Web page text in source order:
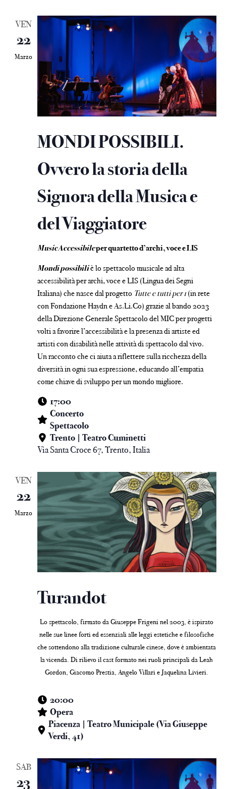
VEN
22
Marzo
MONDI POSSIBILI.
Ovvero la storia della
Signora della Musica e
del Viaggiatore
MusicAccessibileper quartetto d’archi, voce e LIS
Mondi possibiliè lo spettacolo musicale ad alta
accessibilità per archi, voce e LIS (Lingua dei Segni
Italiana) che nasce dal progetto Tutte e tutti per 1(in rete
con Fondazione Haydn e As.Li.Co) grazie al bando 2023
della Direzione Generale Spettacolo del MIC per progetti
volti a favorire l’accessibilità e la presenza di artiste ed
artisti con disabilità nelle attività di spettacolo dal vivo.
Un racconto che ci aiuta a riflettere sulla ricchezza della
diversità in ogni sua espressione, educando all’empatia
come chiave di sviluppo per un mondo migliore.
17:00
Concerto
Spettacolo
Trento | Teatro Cuminetti
Via Santa Croce 67, Trento, Italia
VEN
22
Marzo
Turandot
Lo spettacolo, firmato da Giuseppe Frigeni nel 2003, è ispirato
nelle sue linee forti ed essenziali alle leggi estetiche e filosofiche
che sottendono alla tradizione culturale cinese, dove è ambientata
la vicenda. Di rilievo il cast formato nei ruoli principali da Leah
Gordon, Giacomo Prestia, Angelo Villari e Jaquelina Livieri.
20:00
Opera
Piacenza | Teatro Municipale (Via Giuseppe
Verdi, 41)
SAB
23